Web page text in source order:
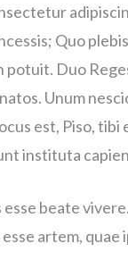
Quo
potuit. Duo
Unum
est, Piso,
instituta
beate
artem, quae